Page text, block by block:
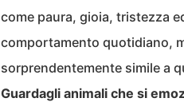
come paura, gioia, tristezza
comportamento quotidiano,
sorprendentemente simile a
Guardagli animali che si